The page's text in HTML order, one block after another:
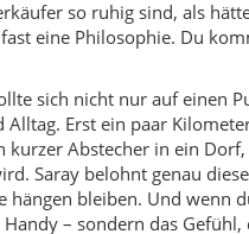
außerdem, wie stark
Familienbesuche und
: Wandern, kurze
Spaziergänge, Waldluft,
: Tee trinken, Bäckerei-